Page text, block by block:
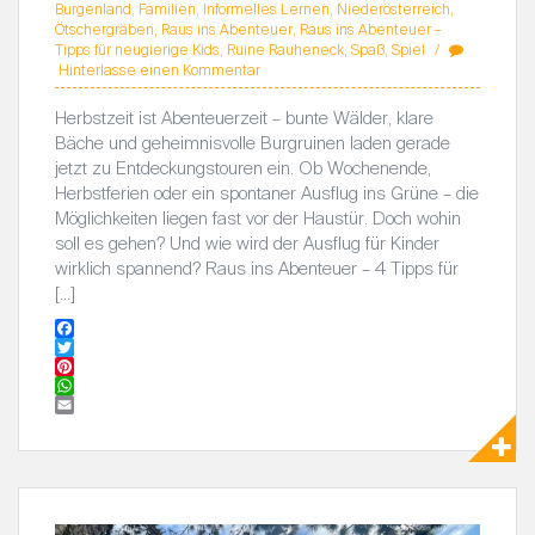
Burgenland, Familien, Informelles Lernen, Niederösterreich,
Ötschergräben, Raus ins Abenteuer, Raus ins Abenteuer –
Tipps für neugierige Kids, Ruine Rauheneck, Spaß, Spiel
Hinterlasse einen Kommentar
Herbstzeit ist Abenteuerzeit – bunte Wälder, klare
Bäche und geheimnisvolle Burgruinen laden gerade
jetzt zu Entdeckungstouren ein. Ob Wochenende,
Herbstferien oder ein spontaner Ausflug ins Grüne – die
Möglichkeiten liegen fast vor der Haustür. Doch wohin
soll es gehen? Und wie wird der Ausflug für Kinder
wirklich spannend? Raus ins Abenteuer – 4 Tipps für
[…]
F
a
c
e
T
w
i
P
i
s
W
p